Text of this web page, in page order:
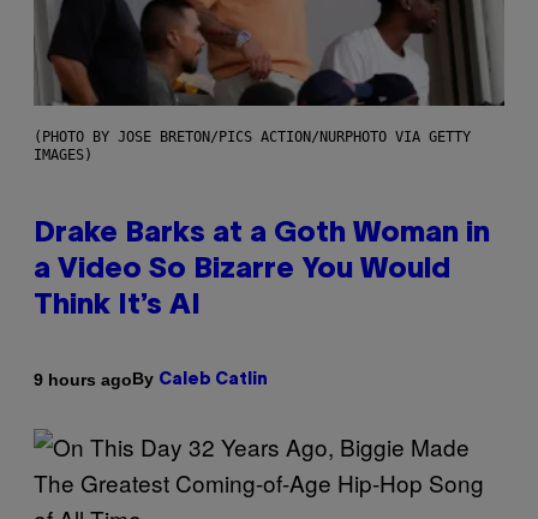
(PHOTO BY JOSE BRETON/PICS ACTION/NURPHOTO VIA GETTY
IMAGES)
Drake Barks at a Goth Woman in
a Video So Bizarre You Would
Think It’s AI
9 hours agoBy Caleb Catlin